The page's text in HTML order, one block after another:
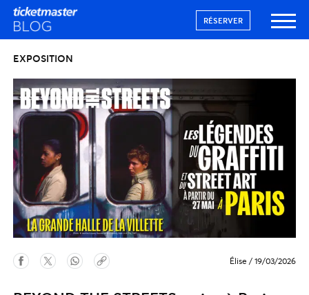
RÉSERVER
EXPOSITION
Élise / 19/03/2026